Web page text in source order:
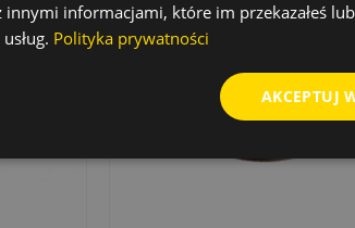
innymi informacjami, które im przekazałeś
Polityka prywatności
AKCEPTUJ